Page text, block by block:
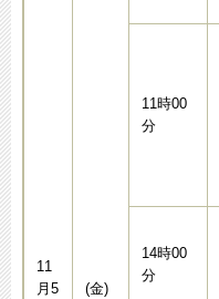
11
月5
(金)
11時00
分
14時00
分